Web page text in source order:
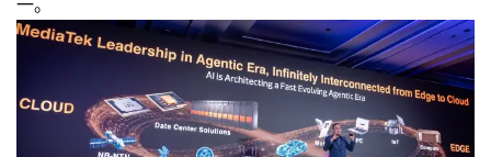
一。